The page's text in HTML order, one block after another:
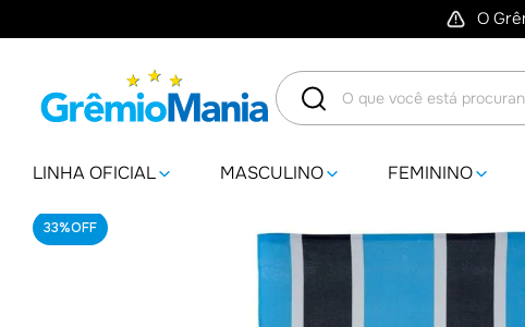
O
O que você está procurando?
LINHA OFICIAL MASCULINO FEMININO
33%OFF